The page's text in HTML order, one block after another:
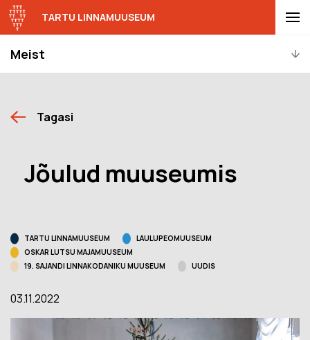
Meist
TARTU LINNAMUUSEUM
Tagasi
Jõulud muuseumis
TARTU LINNAMUUSEUM
LAULUPEOMUUSEUM
OSKAR LUTSU MAJAMUUSEUM
19. SAJANDI LINNAKODANIKU MUUSEUM
UUDIS
03.11.2022